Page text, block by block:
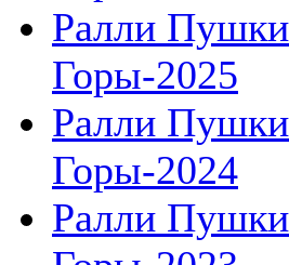
Ралли
Горы-2025
Ралли
Горы-2024
Ралли